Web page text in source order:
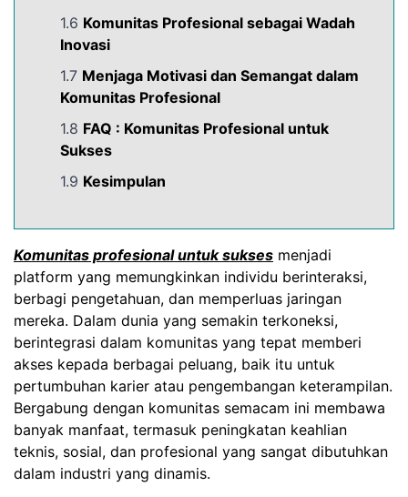
1.6 Komunitas Profesional sebagai Wadah
Inovasi
1.7 Menjaga Motivasi dan Semangat dalam
Komunitas Profesional
1.8 FAQ : Komunitas Profesional untuk
Sukses
1.9 Kesimpulan
Komunitas profesional untuk sukses menjadi
platform yang memungkinkan individu berinteraksi,
berbagi pengetahuan, dan memperluas jaringan
mereka. Dalam dunia yang semakin terkoneksi,
berintegrasi dalam komunitas yang tepat memberi
akses kepada berbagai peluang, baik itu untuk
pertumbuhan karier atau pengembangan keterampilan.
Bergabung dengan komunitas semacam ini membawa
banyak manfaat, termasuk peningkatan keahlian
teknis, sosial, dan profesional yang sangat dibutuhkan
dalam industri yang dinamis.